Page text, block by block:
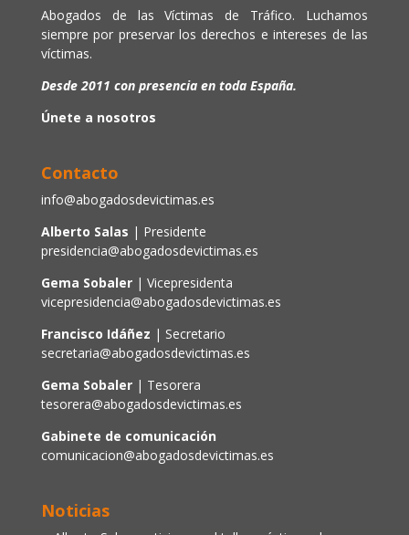
Abogados de las Víctimas de Tráfico. Luchamos
siempre por preservar los derechos e intereses de las
víctimas.
Desde 2011 con presencia en toda España.
Únete a nosotros
Contacto
info@abogadosdevictimas.es
Alberto Salas | Presidente
presidencia@abogadosdevictimas.es
Gema Sobaler | Vicepresidenta
vicepresidencia@abogadosdevictimas.es
Francisco Idáñez | Secretario
secretaria@abogadosdevictimas.es
Gema Sobaler| Tesorera
tesorera@abogadosdevictimas.es
Gabinete de comunicación
comunicacion@abogadosdevictimas.es
Noticias